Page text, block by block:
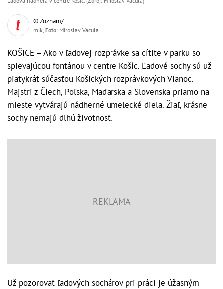
© Zoznam/
mik, Foto: Miroslav Vacula
KOŠICE – Ako v ľadovej rozprávke sa cítite v parku so
spievajúcou fontánou v centre Košíc. Ľadové sochy sú už
piatykrát súčasťou Košických rozprávkových Vianoc.
Majstri z Čiech, Poľska, Maďarska a Slovenska priamo na
mieste vytvárajú nádherné umelecké diela. Žiaľ, krásne
sochy nemajú dlhú životnosť.
Už pozorovať ľadových sochárov pri práci je úžasným